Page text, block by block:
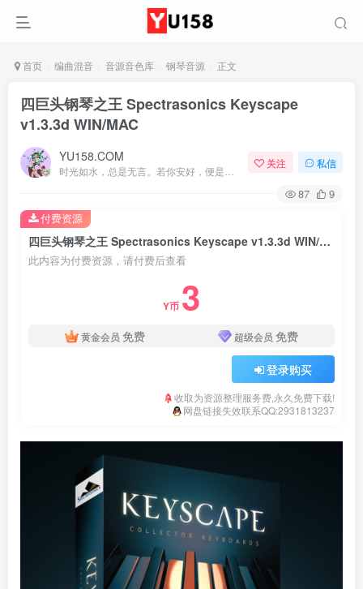
首页 编曲混音 音源音色库 钢琴音源 正文
四巨头钢琴之王 Spectrasonics Keyscape
v1.3.3d WIN/MAC
YU158.COM 关注 私信
87 9
四巨头钢琴之王 Spectrasonics Keyscape v1.3.3d WIN/MAC
此内容为付费资源，请付费后查看
Y币 3
黄金会员 免费 超级会员 免费
登录购买
收取为资源整理服务费,永久免费下载!
网盘链接失效联系QQ:2931813237
付费资源